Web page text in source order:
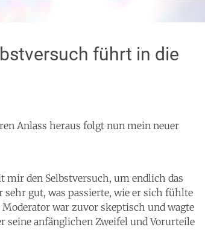
führt in die
Anlass heraus folgt nun mein neuer
mir den Selbstversuch, um endlich das
gut, was passierte, wie er sich fühlte
war zuvor skeptisch und wagte
seine anfänglichen Zweifel und Vorurteile